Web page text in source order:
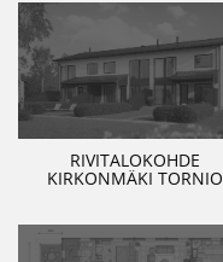
RIVITALOKOHDE
KIRKONMÄKI TORNIO